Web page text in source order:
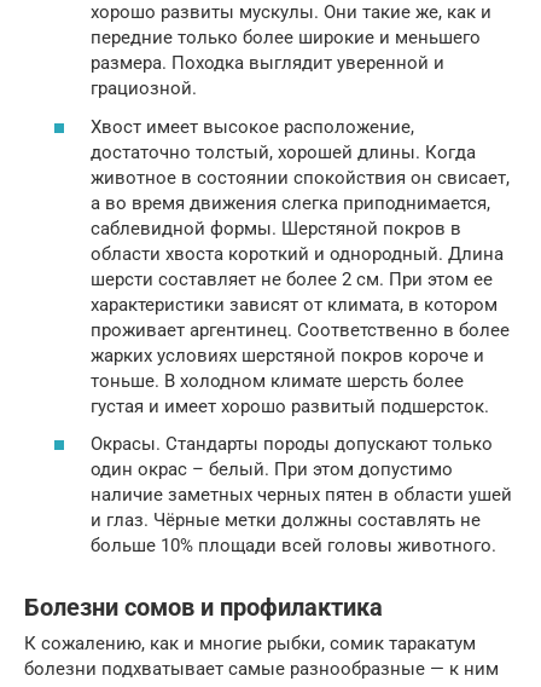
хорошо развиты мускулы. Они такие же, как и
передние только более широкие и меньшего
размера. Походка выглядит уверенной и
грациозной.
Хвост имеет высокое расположение,
достаточно толстый, хорошей длины. Когда
животное в состоянии спокойствия он свисает,
а во время движения слегка приподнимается,
саблевидной формы. Шерстяной покров в
области хвоста короткий и однородный. Длина
шерсти составляет не более 2 см. При этом ее
характеристики зависят от климата, в котором
проживает аргентинец. Соответственно в более
жарких условиях шерстяной покров короче и
тоньше. В холодном климате шерсть более
густая и имеет хорошо развитый подшерсток.
Окрасы. Стандарты породы допускают только
один окрас – белый. При этом допустимо
наличие заметных черных пятен в области ушей
и глаз. Чёрные метки должны составлять не
больше 10% площади всей головы животного.
Болезни сомов и профилактика
К сожалению, как и многие рыбки, сомик таракатум
болезни подхватывает самые разнообразные — к ним